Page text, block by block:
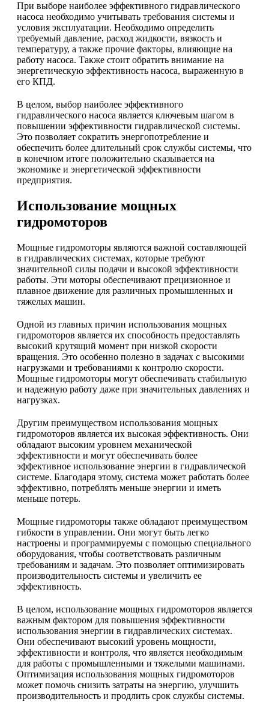
При выборе наиболее эффективного гидравлического
насоса необходимо учитывать требования системы и
условия эксплуатации. Необходимо определить
требуемый давление, расход жидкости, вязкость и
температуру, а также прочие факторы, влияющие на
работу насоса. Также стоит обратить внимание на
энергетическую эффективность насоса, выраженную в
его КПД.
В целом, выбор наиболее эффективного
гидравлического насоса является ключевым шагом в
повышении эффективности гидравлической системы.
Это позволяет сократить энергопотребление и
обеспечить более длительный срок службы системы, что
в конечном итоге положительно сказывается на
экономике и энергетической эффективности
предприятия.
Использование мощных
гидромоторов
Мощные гидромоторы являются важной составляющей
в гидравлических системах, которые требуют
значительной силы подачи и высокой эффективности
работы. Эти моторы обеспечивают прецизионное и
плавное движение для различных промышленных и
тяжелых машин.
Одной из главных причин использования мощных
гидромоторов является их способность предоставлять
высокий крутящий момент при низкой скорости
вращения. Это особенно полезно в задачах с высокими
нагрузками и требованиями к контролю скорости.
Мощные гидромоторы могут обеспечивать стабильную
и надежную работу даже при значительных давлениях и
нагрузках.
Другим преимуществом использования мощных
гидромоторов является их высокая эффективность. Они
обладают высоким уровнем механической
эффективности и могут обеспечивать более
эффективное использование энергии в гидравлической
системе. Благодаря этому, система может работать более
эффективно, потреблять меньше энергии и иметь
меньше потерь.
Мощные гидромоторы также обладают преимуществом
гибкости в управлении. Они могут быть легко
настроены и программируемы с помощью специального
оборудования, чтобы соответствовать различным
требованиям и задачам. Это позволяет оптимизировать
производительность системы и увеличить ее
эффективность.
В целом, использование мощных гидромоторов является
важным фактором для повышения эффективности
использования энергии в гидравлических системах.
Они обеспечивают высокий уровень мощности,
эффективности и контроля, что является необходимым
для работы с промышленными и тяжелыми машинами.
Оптимизация использования мощных гидромоторов
может помочь снизить затраты на энергию, улучшить
производительность и продлить срок службы системы.